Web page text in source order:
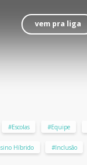
vem pra liga
#Escolas #Equipe
Híbrido #Inclusão